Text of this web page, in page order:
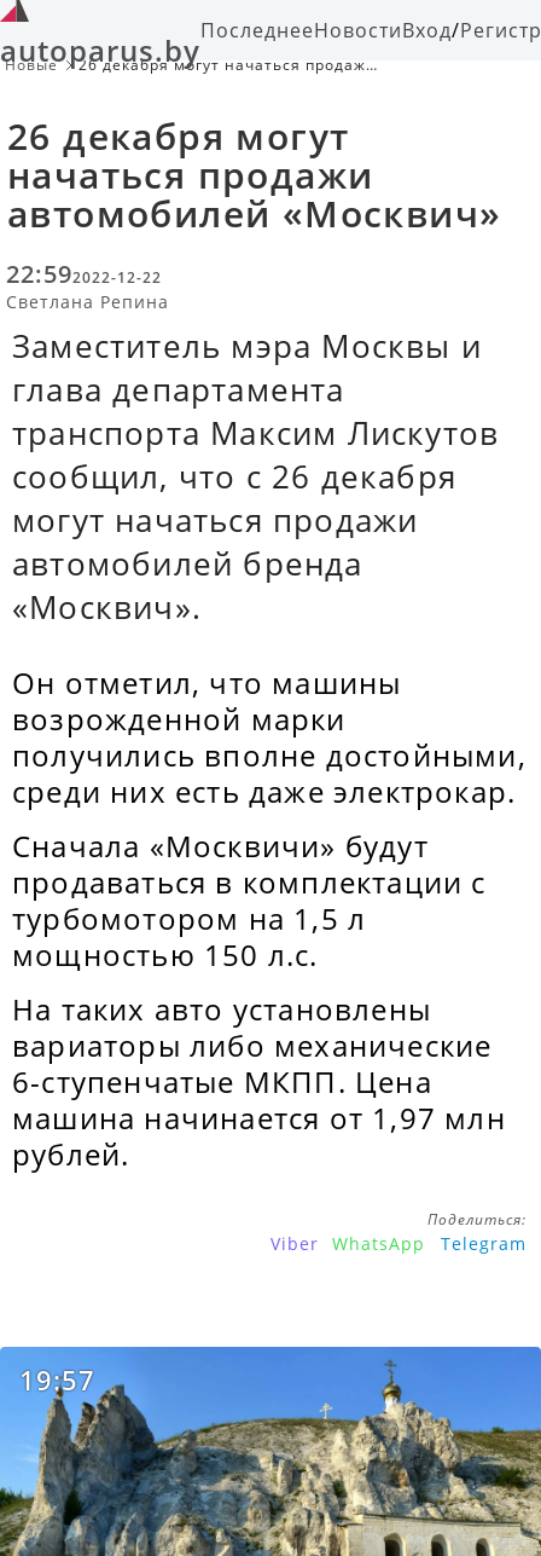
autoparus.byПоследнееНовостиВход/
Новые
26 декабря могут начаться продажи
26 декабря могут
начаться продажи
автомобилей «Москвич»
22:592022-12-22
Светлана Репина
Заместитель мэра Москвы и
глава департамента
транспорта Максим Лискутов
сообщил, что с 26 декабря
могут начаться продажи
автомобилей бренда
«Москвич».
Он отметил, что машины
возрожденной марки
получились вполне достойными,
среди них есть даже электрокар.
Сначала «Москвичи» будут
продаваться в комплектации с
турбомотором на 1,5 л
мощностью 150 л.с.
На таких авто установлены
вариаторы либо механические
6-ступенчатые МКПП. Цена
машина начинается от 1,97 млн
рублей.
Поделиться:
Viber WhatsApp Telegram
19:57